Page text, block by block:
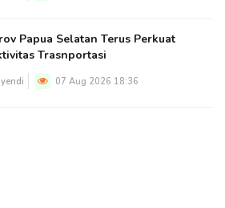
Papua Selatan Terus Perkuat
Trasnportasi
07 Aug 2026 18:36